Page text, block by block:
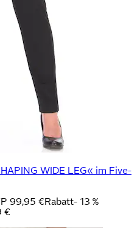
WIDE LEG« im Five-
99,95 €Rabatt- 13 %
€